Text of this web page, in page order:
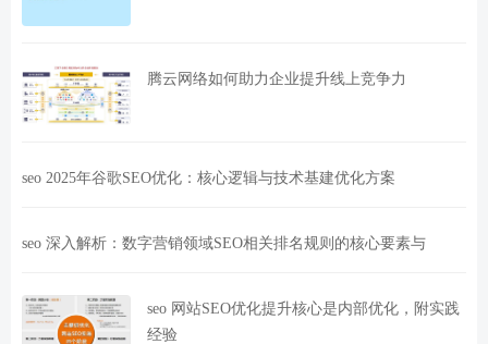
腾云网络如何助力企业提升线上竞争力
seo 2025年谷歌SEO优化：核心逻辑与技术基建优化方案
seo 深入解析：数字营销领域SEO相关排名规则的核心要素与
seo 网站SEO优化提升核心是内部优化，附实践
经验